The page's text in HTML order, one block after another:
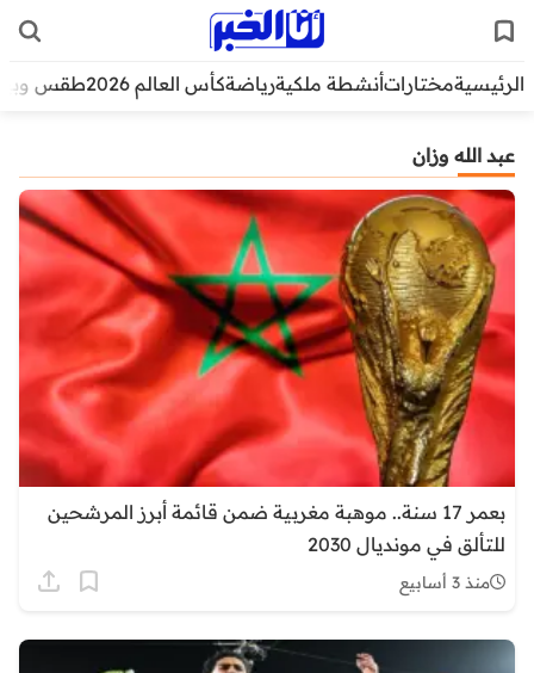
الرئيسيةمختاراتأنشطة ملكيةرياضةكأس العالم 2026 طقس
عبد الله وزان
بعمر 17 سنة.. موهبة مغربية ضمن قائمة أبرز المرشحين
للتألق في مونديال 2030
منذ 3 أسابيع